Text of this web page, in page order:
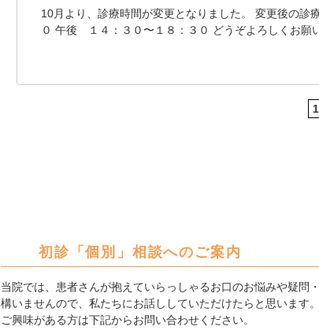
10月より、診療時間が変更となりました。 変更後の
０ 午後 １４：３０〜１８：３０ どうぞよろしくお願
1
初診「個別」相談へのご案内
当院では、患者さんが抱えていらっしゃるお口のお悩みや疑問
構いませんので、私たちにお話ししていただけたらと思います。
ご興味がある方は下記からお問い合わせください。